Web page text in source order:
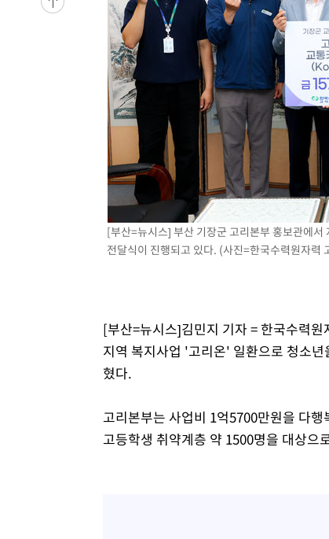
[부산=뉴시스] 부산 기장군 고리본부 홍보관에
전달식이 진행되고 있다. (사진=한국수력원자
[부산=뉴시스]김민지 기자 = 한국수력
지역 복지사업 '고리온' 일환으로 청소
혔다.
고리본부는 사업비 1억5700만원을 다
고등학생 취약계층 약 1500명을 대상으